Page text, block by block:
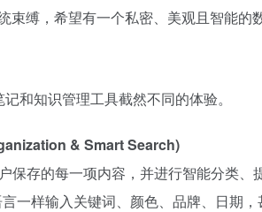
束缚，希望有一个私密、美观且智能的
和知识管理工具截然不同的体验。
& Smart Search)
保存的每一项内容，并进行智能分类
一样输入关键词、颜色、品牌、日期